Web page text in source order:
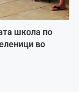
школа по
во